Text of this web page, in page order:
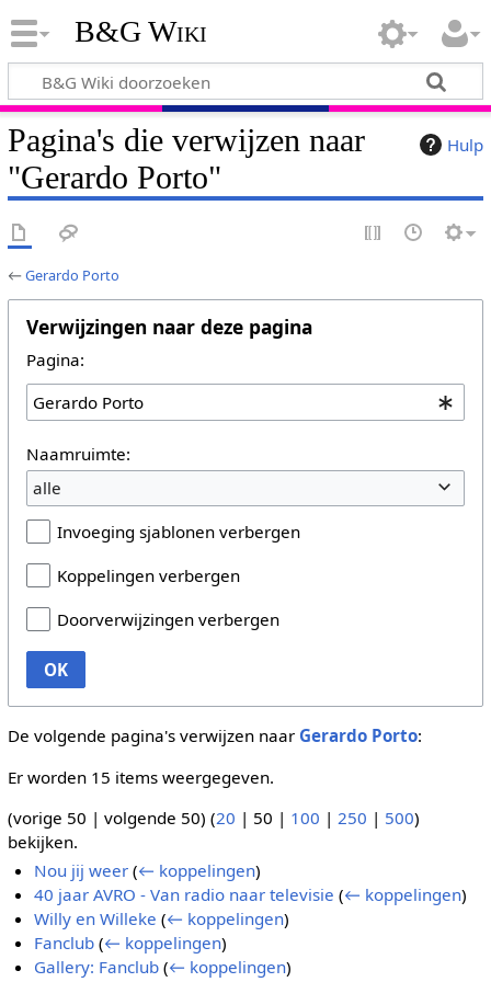
B&G Wiki
Hulp
Pagina's die verwijzen naar
"Gerardo Porto"
←Gerardo Porto
Verwijzingen naar deze pagina
Pagina:
Naamruimte:
alle
Invoeging sjablonen verbergen
Koppelingen verbergen
Doorverwijzingen verbergen
OK
De volgende pagina's verwijzen naar Gerardo Porto:
Er worden 15 items weergegeven.
(vorige 50 | volgende 50) (20 | 50 | 100 | 250 | 500)
bekijken.
Nou jij weer (← koppelingen)
40 jaar AVRO - Van radio naar televisie (← koppelingen)
Willy en Willeke (← koppelingen)
Fanclub (← koppelingen)
Gallery: Fanclub (← koppelingen)